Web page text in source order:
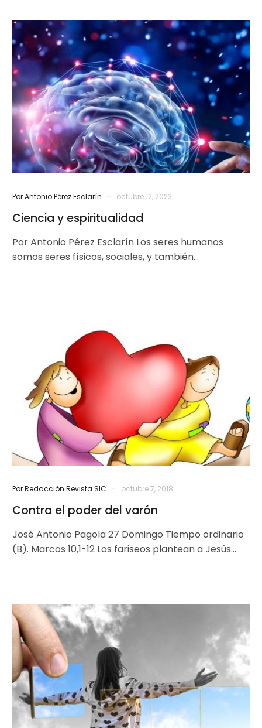
Ciencia
y
espiritualidad
Por Antonio Pérez Esclarín - octubre 12, 2023
Ciencia y espiritualidad
Por Antonio Pérez Esclarín Los seres humanos
somos seres físicos, sociales, y también
poder
del
Por Redacción Revista SIC - octubre 7, 2018
Contra el poder del varón
José Antonio Pagola 27 Domingo Tiempo ordinario
(B). Marcos 10,1-12 Los fariseos plantean a Jesús
Cambiar